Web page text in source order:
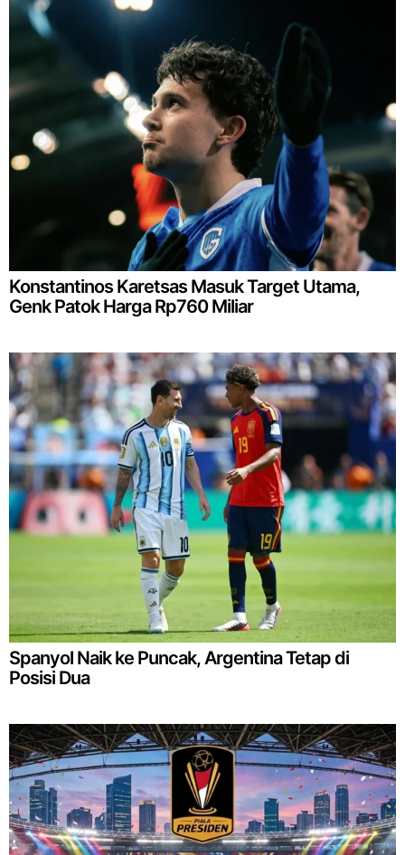
Konstantinos Karetsas Masuk Target Utama,
Genk Patok Harga Rp760 Miliar
Spanyol Naik ke Puncak, Argentina Tetap di
Posisi Dua